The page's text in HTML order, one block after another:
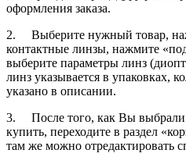
оформления заказа.
2. Выберите нужный товар,
контактные линзы, нажмите
выберите параметры линз
линз указывается в упаковках,
указано в описании.
3. После того, как Вы выбрали
купить, переходите в раздел
там же можно отредактировать